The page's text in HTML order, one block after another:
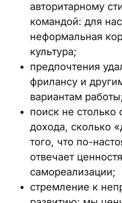
авторитарному
командой: для
неформальная
культура;
предпочтения
фрилансу и
вариантам
поиск не столько
дохода, сколько
того, что по-
отвечает
самореализации;
стремление к